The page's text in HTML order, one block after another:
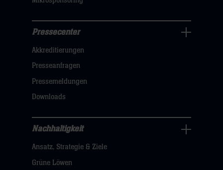
Navigation
öffnen,
dann
klicken
hier
Pressecenter
Akkreditierungen
Presseanfragen
Pressemeldungen
Downloads
Nachhaltigkeit
Navigation
öffnen,
Nachhaltigkeit
Ansatz, Strategie & Ziele
Grüne Löwen